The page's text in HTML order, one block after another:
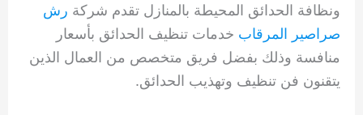
ونظافة الحدائق المحيطة بالمنازل تقدم شركة رش
صراصير المرقاب خدمات تنظيف الحدائق بأسعار
منافسة وذلك بفضل فريق متخصص من العمال الذين
يتقنون فن تنظيف وتهذيب الحدائق.